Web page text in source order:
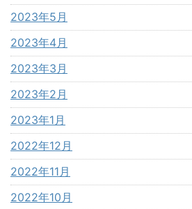
2023年5月
2023年4月
2023年3月
2023年2月
2023年1月
2022年12月
2022年11月
2022年10月